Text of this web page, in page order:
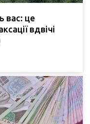
вас: це
вдвічі